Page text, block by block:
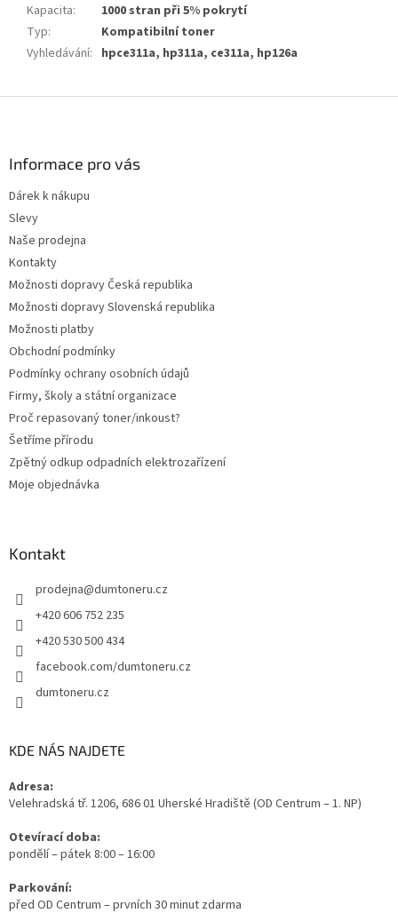
Kapacita:
1000 stran při 5% pokrytí
Typ:
Kompatibilní toner
Vyhledávání: hpce311a, hp311a, ce311a, hp126a
Informace pro vás
Dárek k nákupu
Slevy
Naše prodejna
Kontakty
Možnosti dopravy Česká republika
Možnosti dopravy Slovenská republika
Možnosti platby
Obchodní podmínky
Podmínky ochrany osobních údajů
Firmy, školy a státní organizace
Proč repasovaný toner/inkoust?
Šetříme přírodu
Zpětný odkup odpadních elektrozařízení
Moje objednávka
Kontakt
prodejna@dumtoneru.cz
+420 606 752 235
+420 530 500 434
facebook.com/dumtoneru.cz
dumtoneru.cz
KDE NÁS NAJDETE
Adresa:
Velehradská tř. 1206, 686 01 Uherské Hradiště (OD Centrum – 1. NP)
Otevírací doba:
pondělí – pátek 8:00 – 16:00
Parkování:
před OD Centrum – prvních 30 minut zdarma